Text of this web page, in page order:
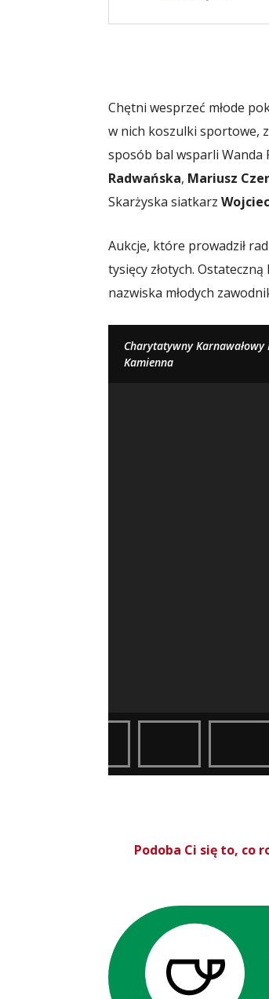
Chętni wesprzeć młode
w nich koszulki sportowe,
sposób bal wsparli Wanda
Radwańska, Mariusz
Skarżyska siatkarz
Aukcje, które prowadził
tysięcy złotych.
nazwiska młodych
Charytatywny Karnawałowy
Kamienna
Podoba Ci się to, co